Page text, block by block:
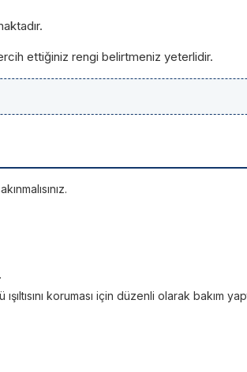
ettiğiniz rengi belirtmeniz yeterlidir.
koruması için düzenli olarak bakım